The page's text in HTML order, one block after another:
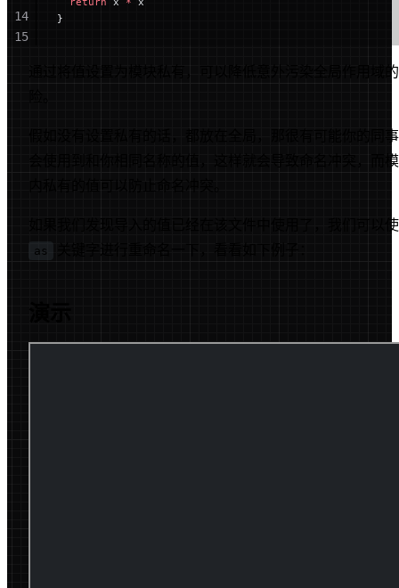
}
14
15
通过将值设置为模块私有，可以降低意外污染全局作用域
假如没有设置私有的话，都放在全局，那很有可能你的同
会使用到和你相同名称的值，这样就会导致命名冲突，而
内私有的值可以防止命名冲突。
如果我们发现导入的值已经在该文件中使用了，我们可以
as 关键字进行重命名一下，看看如下例子：